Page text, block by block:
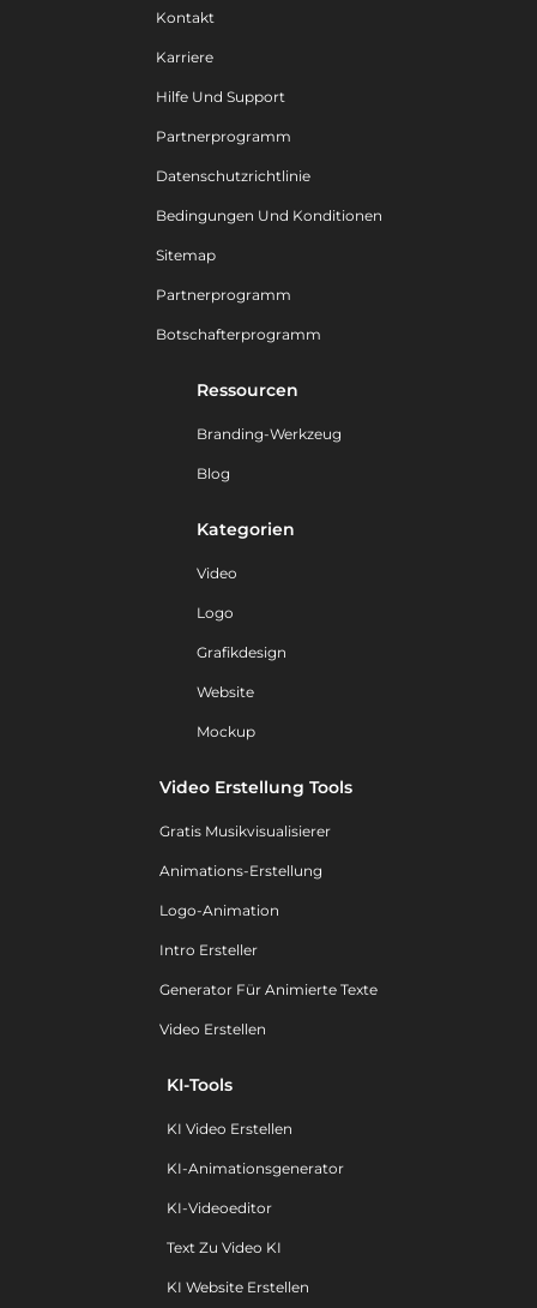
Kontakt
Karriere
Hilfe Und Support
Partnerprogramm
Datenschutzrichtlinie
Bedingungen Und Konditionen
Sitemap
Partnerprogramm
Botschafterprogramm
Ressourcen
Branding-Werkzeug
Blog
Kategorien
Video
Logo
Grafikdesign
Website
Mockup
Video Erstellung Tools
Gratis Musikvisualisierer
Animations-Erstellung
Logo-Animation
Intro Ersteller
Generator Für Animierte Texte
Video Erstellen
KI-Tools
KI Video Erstellen
KI-Animationsgenerator
KI-Videoeditor
Text Zu Video KI
KI Website Erstellen